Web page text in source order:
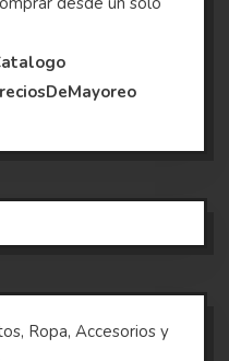
Ropa, Accesorios y